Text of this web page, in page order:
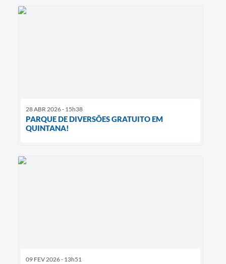
28 ABR 2026 - 15h38
PARQUE DE DIVERSÕES GRATUITO EM
QUINTANA!
09 FEV 2026 - 13h51